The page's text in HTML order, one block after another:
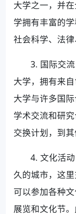
大学之一，并
学拥有丰富的
社会科学、法律
3. 国际交
大学，拥有来
大学与许多国
学术交流和研
交换计划，到
4. 文化活
久的城市，这
可以参加各种
展览和文化节